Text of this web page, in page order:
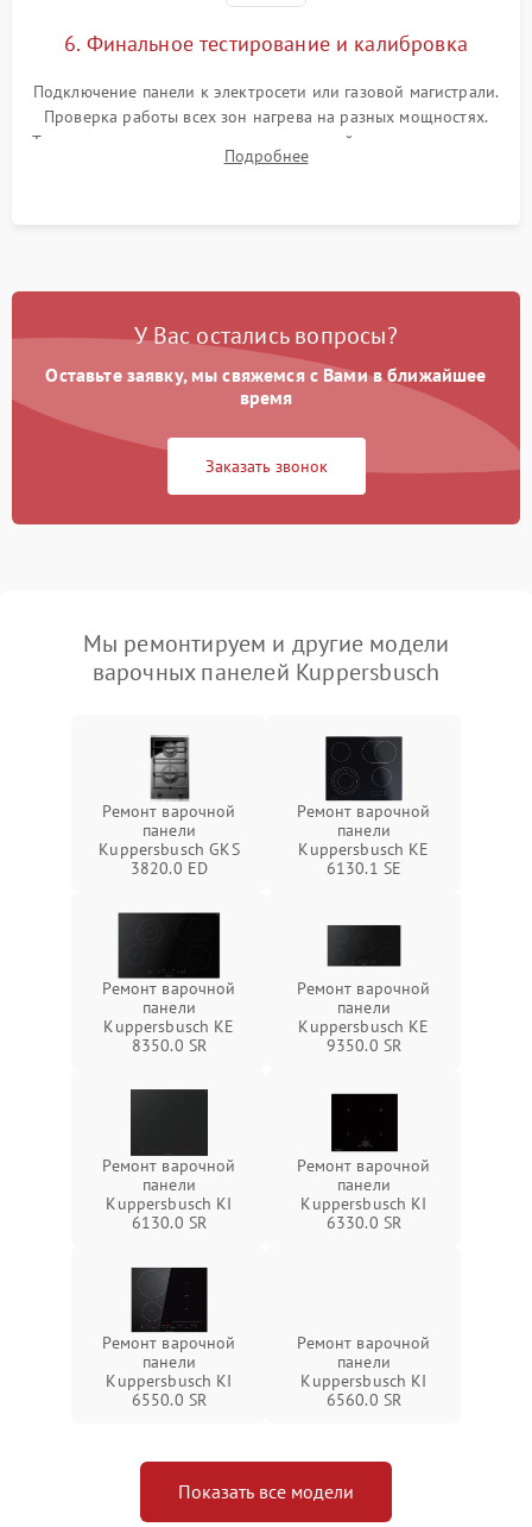
6. Финальное тестирование и калибровка
Подключение панели к электросети или газовой магистрали.
Проверка работы всех зон нагрева на разных мощностях.
Тестирование сенсорного управления, таймера, индикаторов
остаточного тепла и систем защиты от перегрева.
Подробнее
У Вас остались вопросы?
Оставьте заявку, мы свяжемся с Вами в ближайшее
время
Заказать звонок
Мы ремонтируем и другие модели
варочных панелей Kuppersbusch
Ремонт варочной
панели
Kuppersbusch GKS
3820.0 ED
Ремонт варочной
панели
Kuppersbusch KE
6130.1 SE
Ремонт варочной
панели
Kuppersbusch KE
8350.0 SR
Ремонт варочной
панели
Kuppersbusch KE
9350.0 SR
Ремонт варочной
панели
Kuppersbusch KI
6130.0 SR
Ремонт варочной
панели
Kuppersbusch KI
6330.0 SR
Ремонт варочной
панели
Kuppersbusch KI
6550.0 SR
Ремонт варочной
панели
Kuppersbusch KI
6560.0 SR
Показать все модели